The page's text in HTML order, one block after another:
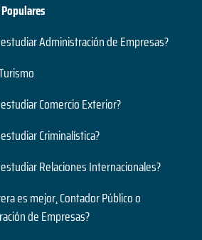
Administración de Empresas?
Comercio Exterior?
Criminalística?
Relaciones Internacionales?
es mejor, Contador Público o
de Empresas?